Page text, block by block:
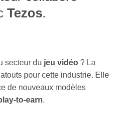
Tezos.
secteur du jeu vidéo ? La
pour cette industrie. Elle
de nouveaux modèles
to-earn.